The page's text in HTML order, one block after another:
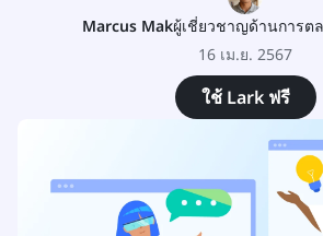
Marcus Makผู้เชี่ยวชาญด้านการ
16 เม.ย. 2567
ใช้ Lark ฟรี